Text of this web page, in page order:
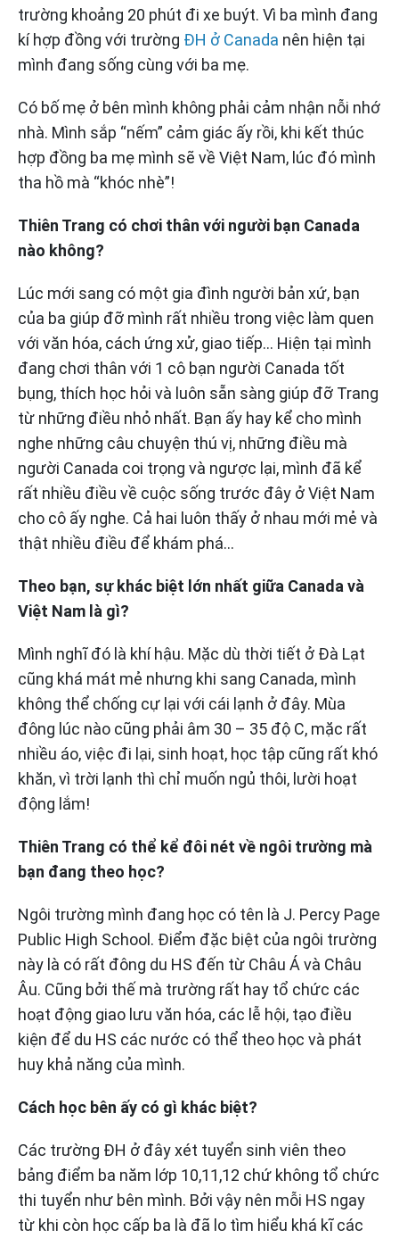
trường khoảng 20 phút đi xe buýt. Vì ba mình đang
kí hợp đồng với trường ĐH ở Canada nên hiện tại
mình đang sống cùng với ba mẹ.
Có bố mẹ ở bên mình không phải cảm nhận nỗi nhớ
nhà. Mình sắp “nếm” cảm giác ấy rồi, khi kết thúc
hợp đồng ba mẹ mình sẽ về Việt Nam, lúc đó mình
tha hồ mà “khóc nhè”!
Thiên Trang có chơi thân với người bạn Canada
nào không?
Lúc mới sang có một gia đình người bản xứ, bạn
của ba giúp đỡ mình rất nhiều trong việc làm quen
với văn hóa, cách ứng xử, giao tiếp… Hiện tại mình
đang chơi thân với 1 cô bạn người Canada tốt
bụng, thích học hỏi và luôn sẵn sàng giúp đỡ Trang
từ những điều nhỏ nhất. Bạn ấy hay kể cho mình
nghe những câu chuyện thú vị, những điều mà
người Canada coi trọng và ngược lại, mình đã kể
rất nhiều điều về cuộc sống trước đây ở Việt Nam
cho cô ấy nghe. Cả hai luôn thấy ở nhau mới mẻ và
thật nhiều điều để khám phá…
Theo bạn, sự khác biệt lớn nhất giữa Canada và
Việt Nam là gì?
Mình nghĩ đó là khí hậu. Mặc dù thời tiết ở Đà Lạt
cũng khá mát mẻ nhưng khi sang Canada, mình
không thể chống cự lại với cái lạnh ở đây. Mùa
đông lúc nào cũng phải âm 30 – 35 độ C, mặc rất
nhiều áo, việc đi lại, sinh hoạt, học tập cũng rất khó
khăn, vì trời lạnh thì chỉ muốn ngủ thôi, lười hoạt
động lắm!
Thiên Trang có thể kể đôi nét về ngôi trường mà
bạn đang theo học?
Ngôi trường mình đang học có tên là J. Percy Page
Public High School. Điểm đặc biệt của ngôi trường
này là có rất đông du HS đến từ Châu Á và Châu
Âu. Cũng bởi thế mà trường rất hay tổ chức các
hoạt động giao lưu văn hóa, các lễ hội, tạo điều
kiện để du HS các nước có thể theo học và phát
huy khả năng của mình.
Cách học bên ấy có gì khác biệt?
Các trường ĐH ở đây xét tuyển sinh viên theo
bảng điểm ba năm lớp 10,11,12 chứ không tổ chức
thi tuyển như bên mình. Bởi vậy nên mỗi HS ngay
từ khi còn học cấp ba là đã lo tìm hiểu khá kĩ các